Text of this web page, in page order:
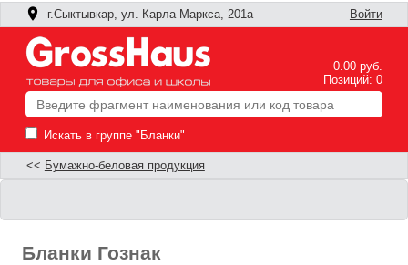
г.Сыктывкар, ул. Карла Маркса, 201а Войти
0.00 руб.
Позиций: 0
Искать в группе "Бланки"
<< Бумажно-беловая продукция
Бланки Гознак